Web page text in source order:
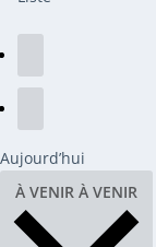
Aujourd’hui
À VENIR À VENIR